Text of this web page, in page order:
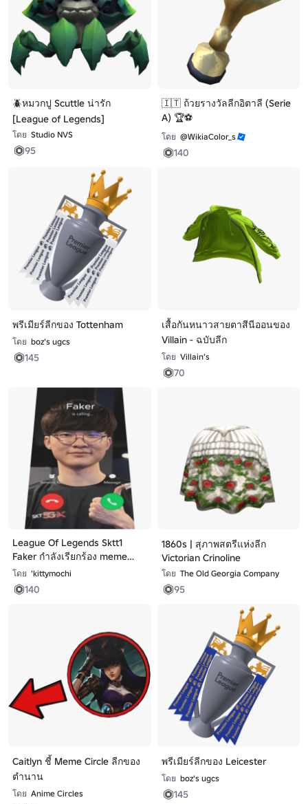
🪲หมวกปู Scuttle น่ารัก
[League of Legends]
โดย Studio NVS
95
🇮🇹 ถ้วยรางวัลลีกอิตาลี (Serie
A) 🏆⚽
โดย @WikiaColor_s
140
พรีเมียร์ลีกของ Tottenham
โดย boz's ugcs
145
เสื้อกันหนาวสายตาสีนีออนของ
Villain - ฉบับลีก
โดย Villain’s
70
League Of Legends Sktt1
Faker กำลังเรียกร้อง meme
cape
โดย 'kittymochi
140
1860s | สุภาพสตรีแห่งลีก
Victorian Crinoline
โดย The Old Georgia Company
95
Caitlyn ชี้ Meme Circle ลีกของ
ตํานาน
โดย Anime Circles
พรีเมียร์ลีกของ Leicester
โดย boz's ugcs
145